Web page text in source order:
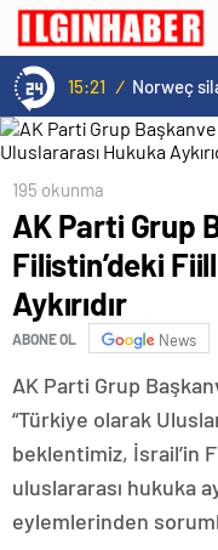
15:21 /
Aykırıdır
195 okunma
AK Parti Grup
Filistin’deki
Aykırıdır
ABONE OL News
AK Parti Grup
“Türkiye olarak
beklentimiz, İsrail’in
uluslararası hukuka
eylemlerinden
yaşayacağız